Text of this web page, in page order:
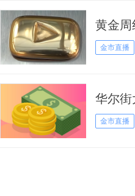
黄金周
金市直播
华尔街
怕的警
金市直播